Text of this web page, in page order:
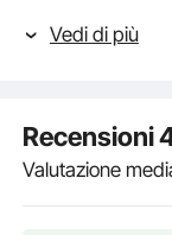
tempo di
con un solo
di ghiaccio
ghiaccio.
Vedi di più
Recensioni
Valutazione